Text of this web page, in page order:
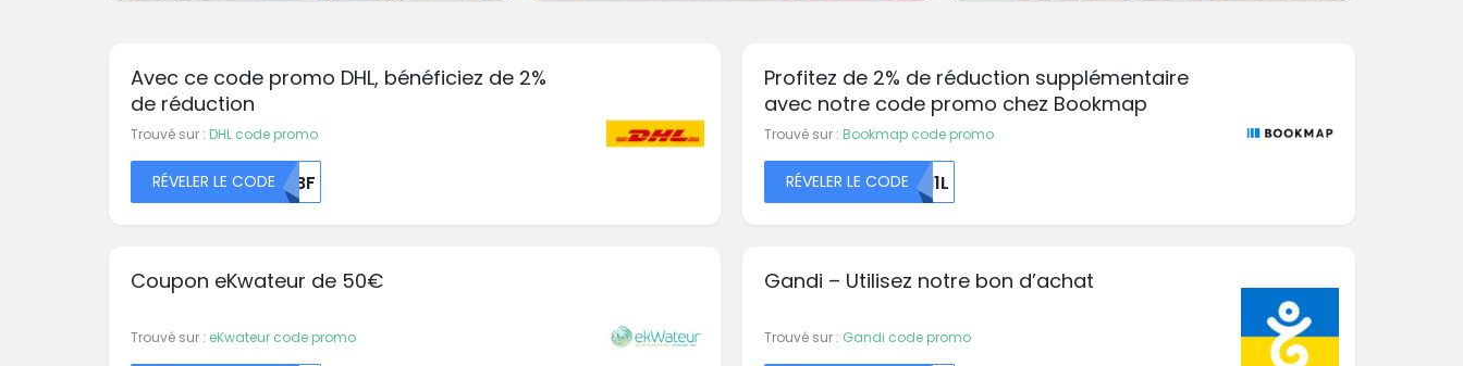
Avec ce code promo DHL, bénéficiez de 2%
de réduction
Trouvé sur : DHL code promo
RÉVELER LE CODEMLBF
Profitez de 2% de réduction supplémentaire
avec notre code promo chez Bookmap
Trouvé sur : Bookmap code promo
RÉVELER LE CODE MI1L
Coupon eKwateur de 50€
Trouvé sur : eKwateur code promo
Gandi – Utilisez notre bon d’achat
Trouvé sur : Gandi code promo